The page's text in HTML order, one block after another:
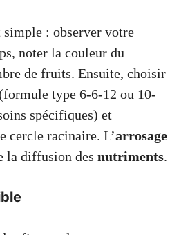
: observer votre
noter la couleur du
de fruits. Ensuite, choisir
type 6-6-12 ou 10-
spécifiques) et
cercle racinaire. L’arrosage
la diffusion des nutriments.